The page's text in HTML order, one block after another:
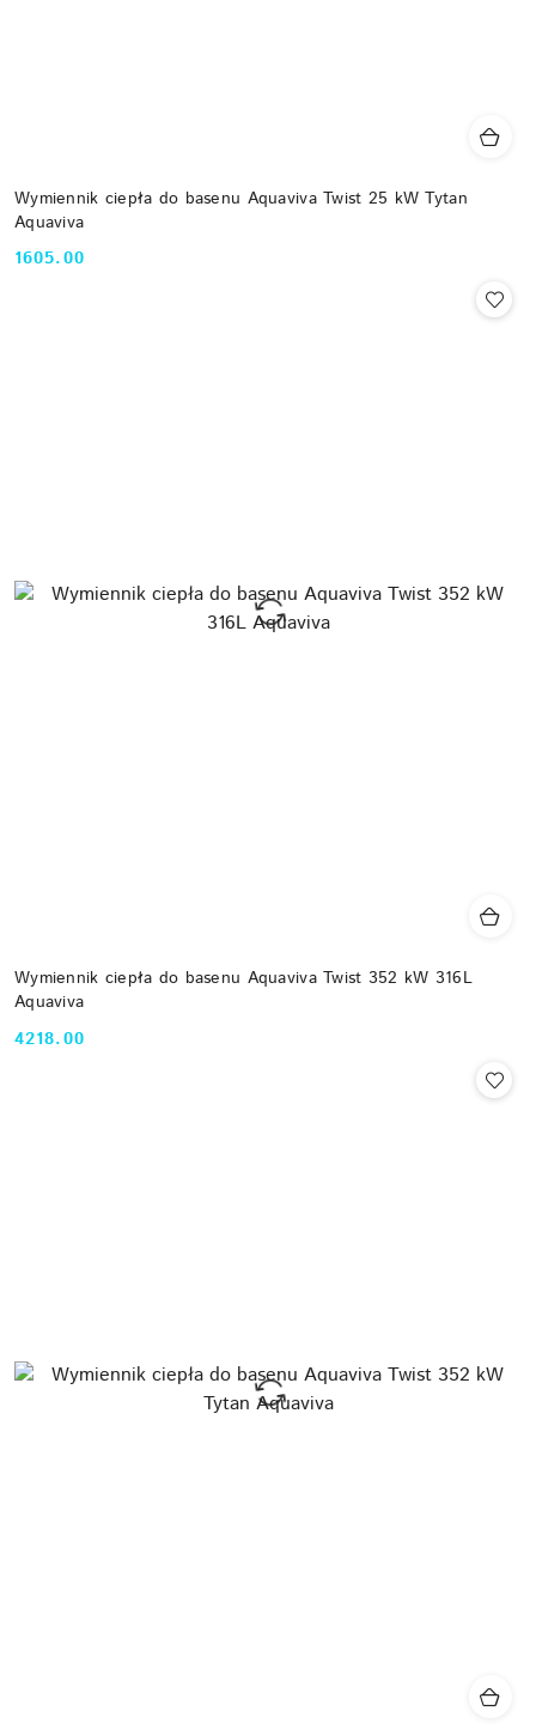
Wymiennik ciepła do basenu Aquaviva Twist 25 kW Tytan
Aquaviva
Cena:
1605.00
Wymiennik ciepła do basenu Aquaviva Twist 352 kW 316L
Aquaviva
Cena:
4218.00